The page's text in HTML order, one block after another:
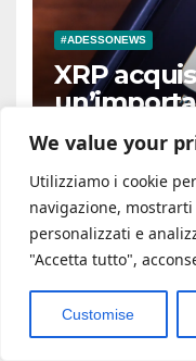
We value your
Utilizziamo i cookie
navigazione,
personalizzati e
"Accetta tutto",
Customise
#ADESSONEWS
XRP
settore
che
RLUSD
7 AGOSTO 2026
droni per
avanzata